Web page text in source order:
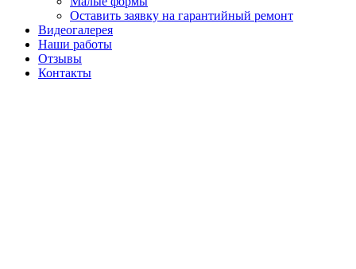
Оставить заявку на гарантийный ремонт
Видеогалерея
Наши работы
Отзывы
Контакты